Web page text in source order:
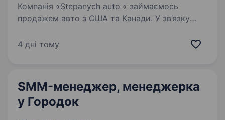
Компанія «Stepanych auto « займаємось
продажем авто з США та Канади. У зв’язку
SMM-менеджера, який долучиться до нашої
4 дні тому
SMM-менеджер, менеджерка
у Городок